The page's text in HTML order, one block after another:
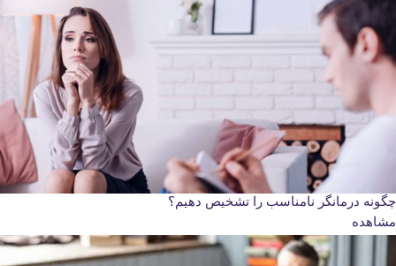
چگونه درمانگر نامناسب را تشخیص دهیم؟
مشاهده